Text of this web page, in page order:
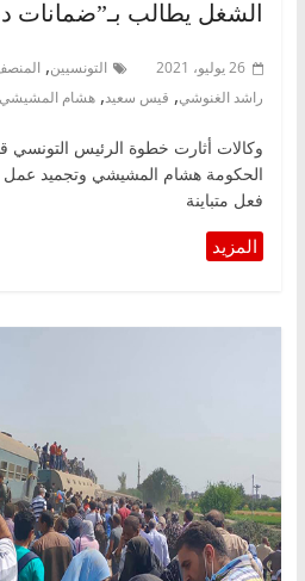
الشغل يطالب بـ”ضمانات
26 يوليو، 2021 التونسيين,
راشد الغنوشي, قيس سعيد, هشام المشيشي
وكالات أثارت خطوة الرئيس التونسي
الحكومة هشام المشيشي وتجميد عمل
فعل متباينة